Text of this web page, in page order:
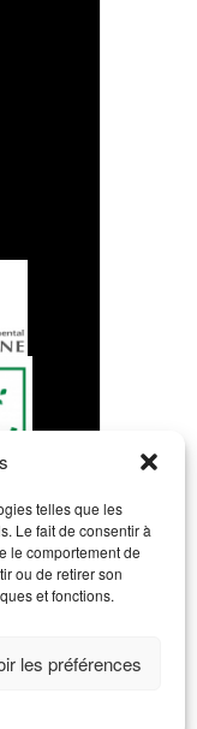
telles que les
Le fait de consentir à
le comportement de
ou de retirer son
et fonctions.
les préférences